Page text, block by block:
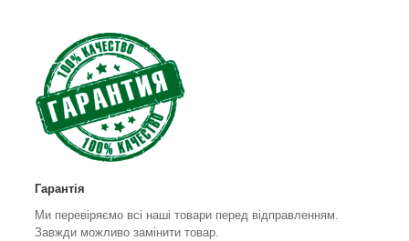
Гарантія
Ми перевіряємо всі наші товари перед відправленням.
Завжди можливо замінити товар.